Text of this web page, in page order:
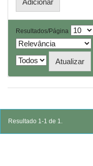
Resultados/Página
Resultado 1-1 de 1.